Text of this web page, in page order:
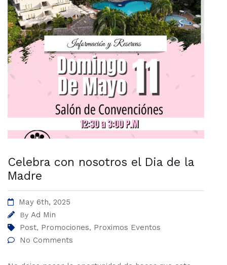
Celebra con nosotros el Dia de la
Madre
May 6th, 2025
By Ad Min
Post, Promociones, Proximos Eventos
No Comments